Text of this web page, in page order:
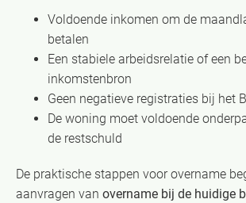
Voldoende inkomen om de
betalen
Een stabiele arbeidsrelatie of een
inkomstenbron
Geen negatieve registraties bij het
De woning moet voldoende
de restschuld
De praktische stappen voor overname
aanvragen van overname bij de huidige